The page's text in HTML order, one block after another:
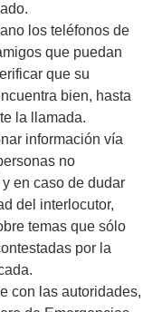
los teléfonos de
que puedan
que su
bien, hasta
la llamada.
información vía
no
en caso de dudar
del interlocutor,
temas que sólo
por la
con las autoridades,